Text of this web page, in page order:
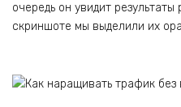
очередь он увидит
скриншоте мы выделили их